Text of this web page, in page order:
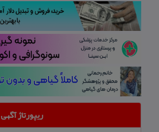
ریپورتاژ آگهی